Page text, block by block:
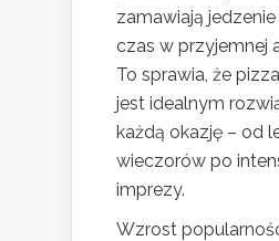
zamawiają
czas w przyjemnej
To sprawia, że
jest idealnym
każdą okazję – od
wieczorów po
imprezy.
Wzrost